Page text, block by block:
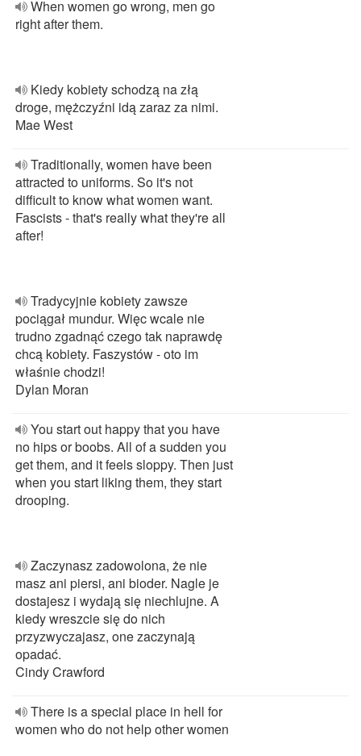
When women go wrong, men go
right after them.
Kiedy kobiety schodzą na złą
droge, mężczyźni idą zaraz za nimi.
Mae West
Traditionally, women have been
attracted to uniforms. So it's not
difficult to know what women want.
Fascists - that's really what they're all
after!
Tradycyjnie kobiety zawsze
pociągał mundur. Więc wcale nie
trudno zgadnąć czego tak naprawdę
chcą kobiety. Faszystów - oto im
właśnie chodzi!
Dylan Moran
You start out happy that you have
no hips or boobs. All of a sudden you
get them, and it feels sloppy. Then just
when you start liking them, they start
drooping.
Zaczynasz zadowolona, że nie
masz ani piersi, ani bioder. Nagle je
dostajesz i wydają się niechlujne. A
kiedy wreszcie się do nich
przyzwyczajasz, one zaczynają
opadać.
Cindy Crawford
There is a special place in hell for
women who do not help other women